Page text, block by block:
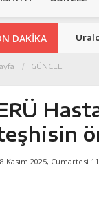
DAKİKA
GÜNCEL
Kasım 2025, Cumartesi